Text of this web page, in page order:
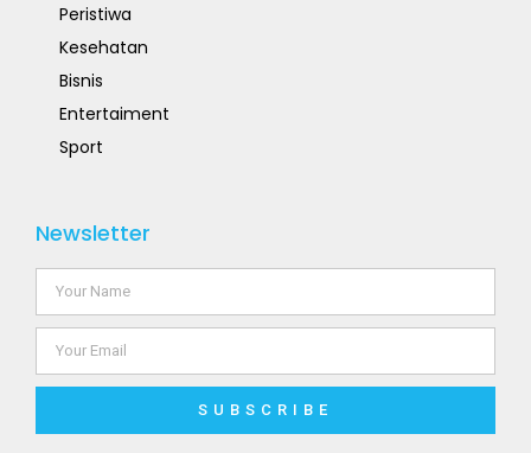
Peristiwa
Kesehatan
Bisnis
Entertaiment
Sport
Newsletter
SUBSCRIBE